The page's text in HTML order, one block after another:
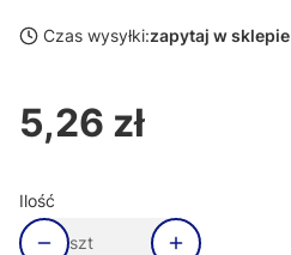
Czas wysyłki:zapytaj w sklepie
Cena
5,26 zł
Ilość
szt